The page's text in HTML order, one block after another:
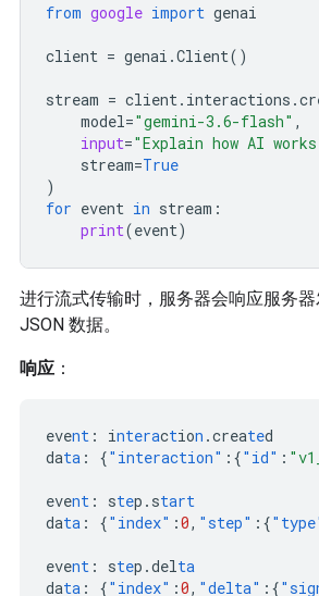
from google import genai
client = genai .Client()
stream = client. interactions .
model="gemini-3.6-flash" ,
input="Explain how AI
stream=True
)
for event in stream :
print(event)
进行流式传输时，服务器会响应服务
JSON 数据。
响应 ：
event : interaction .created
data : {"interaction" :{"id" :
event : step.start
data : {"index" :0, "step" :{
event : step.delta
data : {"index" :0, "delta" :{